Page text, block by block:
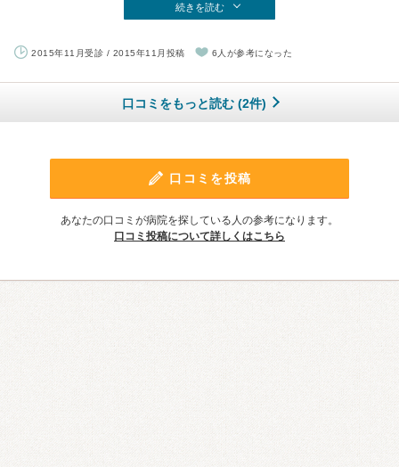
続きを読む
2015年11月受診 / 2015年11月投稿 6人が参考になった
口コミをもっと読む (2件)
口コミを投稿
あなたの口コミが病院を探している人の参考になります。
口コミ投稿について詳しくはこちら